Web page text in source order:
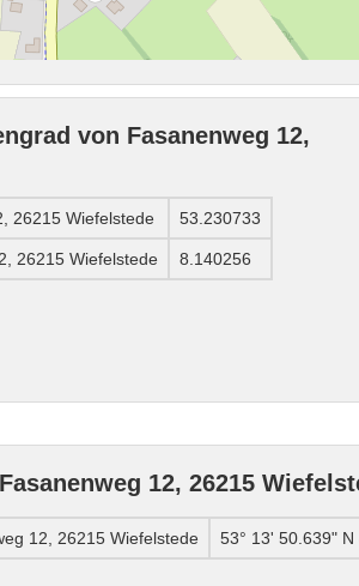
von Fasanenweg 12,
26215 Wiefelstede 53.230733
26215 Wiefelstede 8.140256
12, 26215
12, 26215 Wiefelstede 53° 13' 50.639"